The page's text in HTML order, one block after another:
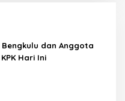
Bengkulu dan Anggota
Hari Ini